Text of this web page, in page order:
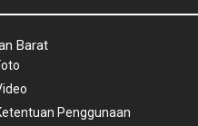
Barat
Penggunaan